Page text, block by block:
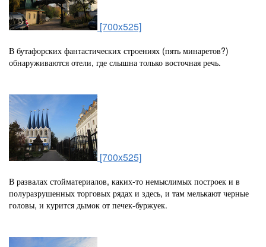
[700x525]
В бутафорских фантастических строениях (пять минаретов?)
обнаруживаются отели, где слышна только восточная речь.
[700x525]
В развалах стойматериалов, каких-то немыслимых построек и в
полуразрушенных торговых рядах и здесь, и там мелькают черные
головы, и курится дымок от печек-буржуек.